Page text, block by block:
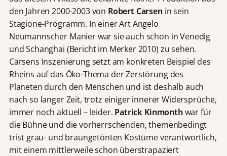
den Jahren 2000-2003 von Robert Carsenin sein
Stagione-Programm. In einer Art Angelo
Neumannscher Manier war sie auch schon in Venedig
und Schanghai (Bericht im Merker 2010) zu sehen.
Carsens Inszenierung setzt am konkreten Beispiel des
Rheins auf das Öko-Thema der Zerstörung des
Planeten durch den Menschen und ist deshalb auch
nach so langer Zeit, trotz einiger innerer Widersprüche,
immer noch aktuell – leider. Patrick Kinmonthwar für
die Bühne und die vorherrschenden, themenbedingt
trist grau- und braungetönten Kostüme verantwortlich,
mit einem mittlerweile schon überstrapaziert